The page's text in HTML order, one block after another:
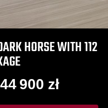
HORSE WITH 112
900 zł